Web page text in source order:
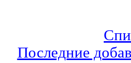
Последние